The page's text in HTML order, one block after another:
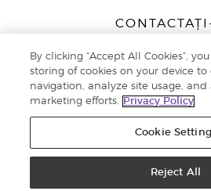
Peizerweg 97
9727 AJ
Netherlands
Înscriere Brand Partners
Politica de
By clicking “Accept All Cookies”,
storing of cookies on your device to
navigation, analyze site usage, and
marketing efforts.
Privacy Policy
Cookie
Reject All